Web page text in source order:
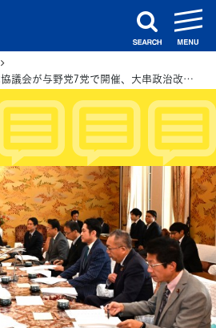
search
第2回政治改革に関する各党協議会が与野党7党で開催、大串政治改革推進本部長「先送りを認めず、この臨時国会でしっかり結論を出す」